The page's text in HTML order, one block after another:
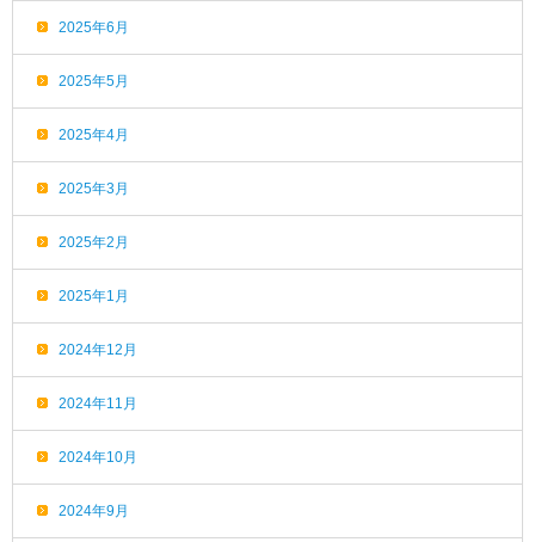
2025年6月
2025年5月
2025年4月
2025年3月
2025年2月
2025年1月
2024年12月
2024年11月
2024年10月
2024年9月